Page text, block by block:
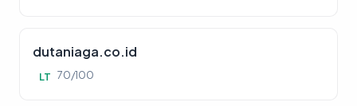
dutaniaga.co.id
LT 70/100